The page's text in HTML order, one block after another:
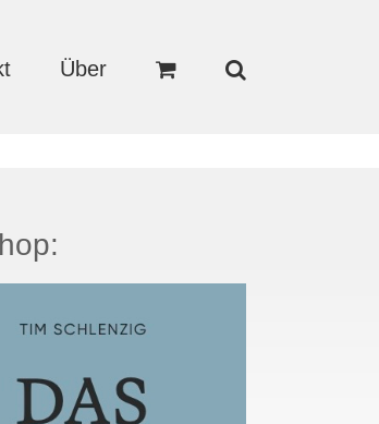
Über